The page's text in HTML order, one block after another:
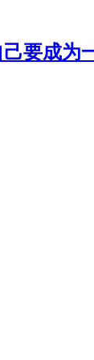
要成为